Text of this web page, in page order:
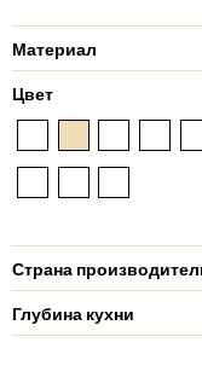
Материал
Цвет
Страна
Глубина кухни